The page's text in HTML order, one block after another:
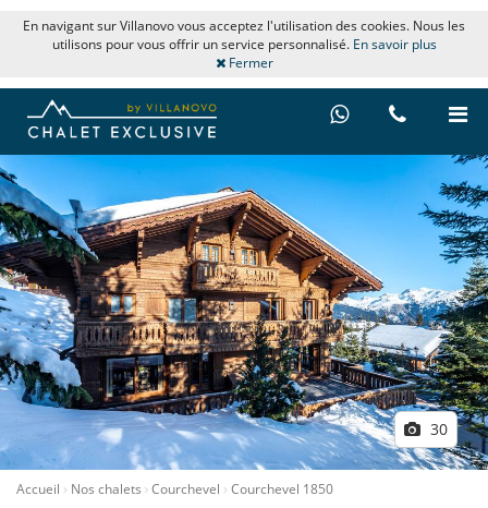
En navigant sur Villanovo vous acceptez l'utilisation des cookies. Nous les
utilisons pour vous offrir un service personnalisé. En savoir plus
Fermer
30
Accueil Nos chalets Courchevel Courchevel 1850